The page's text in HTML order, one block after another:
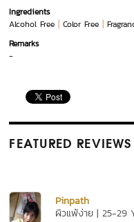
Ingredients
Alcohol Free| Color Free|
Remarks
-
FEATURED REVIEWS
Pinpath
ผิวแพ้ง่าย | 25-29